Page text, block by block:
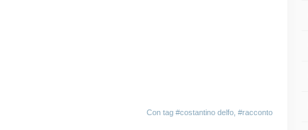
Con tag #costantino delfo #racconto